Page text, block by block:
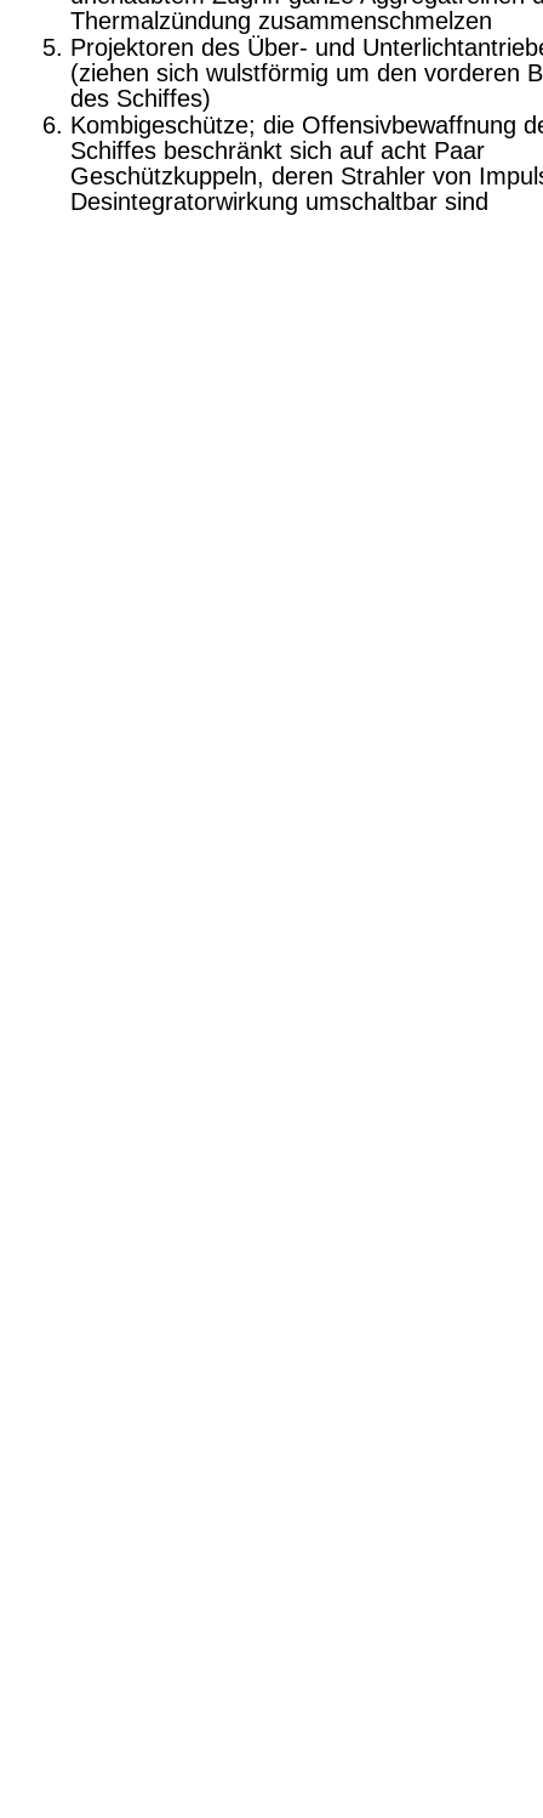
Thermalzündung zusammenschmelzen
Projektoren des Über- und
(ziehen sich wulstförmig um den vorderen
des Schiffes)
Kombigeschütze; die Offensivbewaffnung
Schiffes beschränkt sich auf acht Paar
Geschützkuppeln, deren Strahler von
Desintegratorwirkung umschaltbar sind